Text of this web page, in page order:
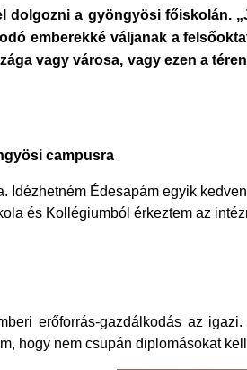
dolgozni a gyöngyösi főiskolán.
emberekké váljanak a
vagy városa, vagy ezen a
campusra
Idézhetném Édesapám egyik
és Kollégiumból érkeztem az
erőforrás-gazdálkodás az
hogy nem csupán diplomásokat